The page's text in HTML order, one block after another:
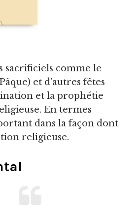
sacrificiels comme le
et d'autres fêtes
et la prophétie
En termes
dans la façon dont
religieuse.